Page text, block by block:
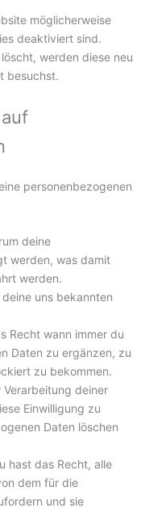
möglicherweise
deaktiviert sind.
werden diese neu
besuchst.
personenbezogenen
deine
werden, was damit
werden.
uns bekannten
Recht wann immer du
Daten zu ergänzen, zu
zu bekommen.
Verarbeitung deiner
Einwilligung zu
Daten löschen
hast das Recht, alle
dem für die
und sie